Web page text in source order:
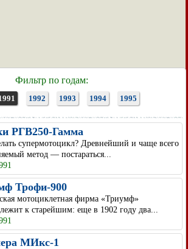
Фильтр по годам:
1992 1993 1994 1995
РГВ250-Гамма
супермотоцикл? Древнейший и чаще всего
метод — постараться...
Трофи-900
мотоциклетная фирма «Триумф»
к старейшим: еще в 1902 году два...
МИкс-1